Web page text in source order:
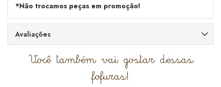
*Não trocamos peças em promoção!
Avaliações
Você também vai gostar dessas
fofuras!